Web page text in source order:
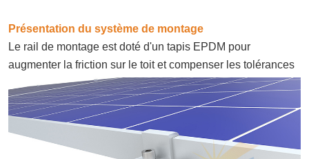
Présentation du système de montage
Le rail de montage est doté d'un tapis EPDM pour
augmenter la friction sur le toit et compenser les tolérances